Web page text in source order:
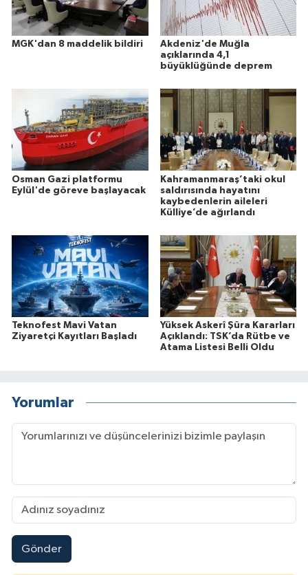
MGK'dan 8 maddelik bildiri
Akdeniz'de Muğla
açıklarında 4,1
büyüklüğünde deprem
Osman Gazi platformu
Eylül'de göreve başlayacak
Kahramanmaraş’taki okul
saldırısında hayatını
kaybedenlerin aileleri
Külliye’de ağırlandı
Teknofest Mavi Vatan
Ziyaretçi Kayıtları Başladı
Yüksek Askerî Şûra Kararları
Açıklandı: TSK’da Rütbe ve
Atama Listesi Belli Oldu
Yorumlar
Gönder